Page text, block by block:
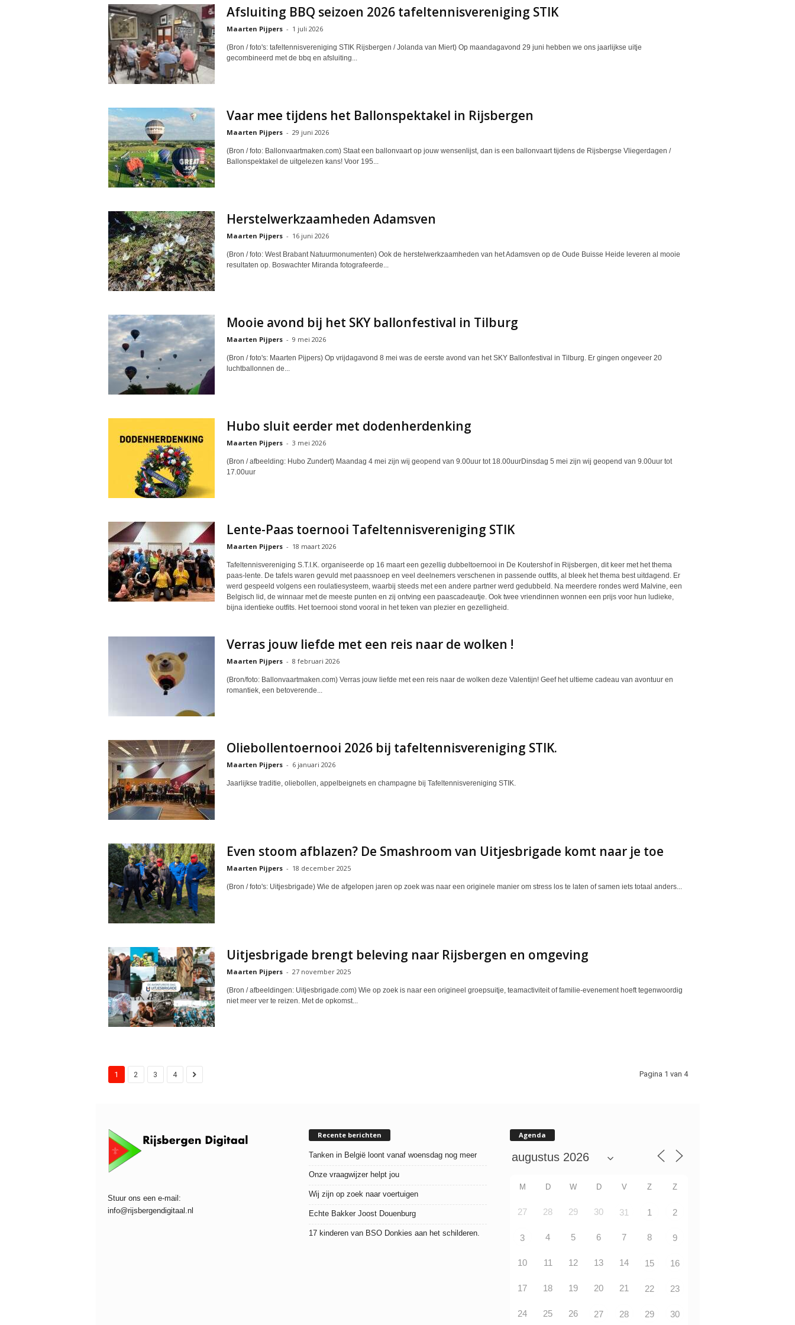
Afsluiting BBQ seizoen 2026 tafeltennisvereniging STIK
Maarten Pijpers - 1 juli 2026
(Bron / foto's: tafeltennisvereniging STIK Rijsbergen / Jolanda van Miert) Op maandagavond 29 juni hebben we ons jaarlijkse uitje
gecombineerd met de bbq en afsluiting...
Vaar mee tijdens het Ballonspektakel in Rijsbergen
Maarten Pijpers - 29 juni 2026
(Bron / foto: Ballonvaartmaken.com) Staat een ballonvaart op jouw wensenlijst, dan is een ballonvaart tijdens de Rijsbergse Vliegerdagen /
Ballonspektakel de uitgelezen kans! Voor 195...
Herstelwerkzaamheden Adamsven
Maarten Pijpers - 16 juni 2026
(Bron / foto: West Brabant Natuurmonumenten) Ook de herstelwerkzaamheden van het Adamsven op de Oude Buisse Heide leveren al mooie
resultaten op. Boswachter Miranda fotografeerde...
Mooie avond bij het SKY ballonfestival in Tilburg
Maarten Pijpers - 9 mei 2026
(Bron / foto's: Maarten Pijpers) Op vrijdagavond 8 mei was de eerste avond van het SKY Ballonfestival in Tilburg. Er gingen ongeveer 20
luchtballonnen de...
Hubo sluit eerder met dodenherdenking
Maarten Pijpers - 3 mei 2026
(Bron / afbeelding: Hubo Zundert) Maandag 4 mei zijn wij geopend van 9.00uur tot 18.00uurDinsdag 5 mei zijn wij geopend van 9.00uur tot
17.00uur
Lente-Paas toernooi Tafeltennisvereniging STIK
Maarten Pijpers - 18 maart 2026
Tafeltennisvereniging S.T.I.K. organiseerde op 16 maart een gezellig dubbeltoernooi in De Koutershof in Rijsbergen, dit keer met het thema
paas-lente. De tafels waren gevuld met paassnoep en veel deelnemers verschenen in passende outfits, al bleek het thema best uitdagend. Er
werd gespeeld volgens een roulatiesysteem, waarbij steeds met een andere partner werd gedubbeld. Na meerdere rondes werd Malvine, een
Belgisch lid, de winnaar met de meeste punten en zij ontving een paascadeautje. Ook twee vriendinnen wonnen een prijs voor hun ludieke,
bijna identieke outfits. Het toernooi stond vooral in het teken van plezier en gezelligheid.
Verras jouw liefde met een reis naar de wolken !
Maarten Pijpers - 8 februari 2026
(Bron/foto: Ballonvaartmaken.com) Verras jouw liefde met een reis naar de wolken deze Valentijn! Geef het ultieme cadeau van avontuur en
romantiek, een betoverende...
Oliebollentoernooi 2026 bij tafeltennisvereniging STIK.
Maarten Pijpers - 6 januari 2026
Jaarlijkse traditie, oliebollen, appelbeignets en champagne bij Tafeltennisvereniging STIK.
Even stoom afblazen? De Smashroom van Uitjesbrigade komt naar je toe
Maarten Pijpers - 18 december 2025
(Bron / foto's: Uitjesbrigade) Wie de afgelopen jaren op zoek was naar een originele manier om stress los te laten of samen iets totaal anders...
Uitjesbrigade brengt beleving naar Rijsbergen en omgeving
Maarten Pijpers - 27 november 2025
(Bron / afbeeldingen: Uitjesbrigade.com) Wie op zoek is naar een origineel groepsuitje, teamactiviteit of familie-evenement hoeft tegenwoordig
niet meer ver te reizen. Met de opkomst...
1 2 3 4 Pagina 1 van 4
Stuur ons een e-mail:
info@rijsbergendigitaal.nl
Recente berichten
Tanken in België loont vanaf woensdag nog meer
Onze vraagwijzer helpt jou
Wij zijn op zoek naar voertuigen
Echte Bakker Joost Douenburg
17 kinderen van BSO Donkies aan het schilderen.
Agenda
M D W D V Z Z
27 28 29 30 31 1 2
3 4 5 6 7 8 9
10 11 12 13 14 15 16
17 18 19 20 21 22 23
24 25 26 27 28 29 30